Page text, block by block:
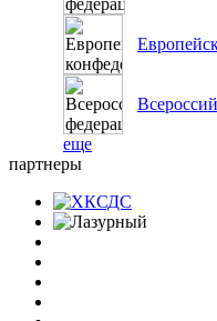
еще
партнеры